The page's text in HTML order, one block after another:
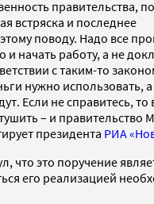
правительства,
встряска и последнее
поводу. Надо все
и начать работу, а не
с таким-то
нужно использовать,
Если не справитесь, то
– и правительство
президента РИА
что это поручение
его реализацией